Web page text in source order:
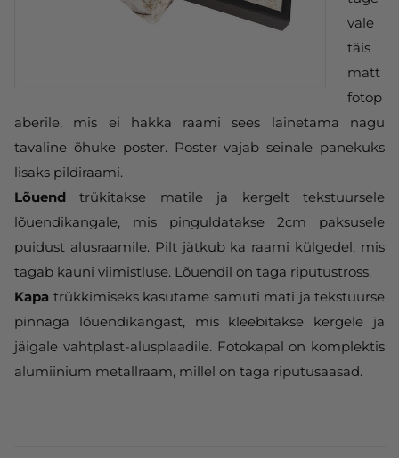
vale
täis
matt
fotop
aberile, mis ei hakka raami sees lainetama nagu
tavaline õhuke poster. Poster vajab seinale panekuks
lisaks pildiraami.
Lõuend trükitakse matile ja kergelt tekstuursele
lõuendikangale, mis pinguldatakse 2cm paksusele
puidust alusraamile. Pilt jätkub ka raami külgedel, mis
tagab kauni viimistluse. Lõuendil on taga riputustross.
Kapa trükkimiseks kasutame samuti mati ja tekstuurse
pinnaga lõuendikangast, mis kleebitakse kergele ja
jäigale vahtplast-alusplaadile. Fotokapal on komplektis
alumiinium metallraam, millel on taga riputusaasad.